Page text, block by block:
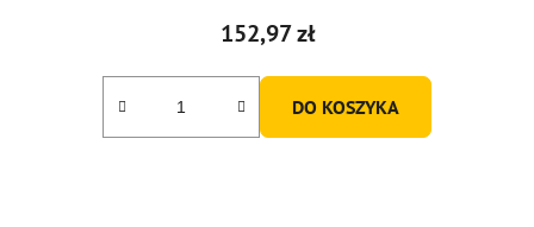
152,97 zł
DO KOSZYKA